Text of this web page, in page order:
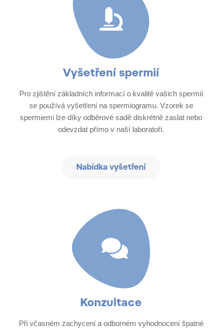
Vyšetření spermií​
Pro zjištění základních informací o kvalitě vašich spermií
se používá vyšetření na spermiogramu. Vzorek se
spermiemi lze díky odběrové sadě diskrétně zaslat nebo
odevzdat přímo v naší laboratoři.
Nabídka vyšetření
Konzultace​
Při včasném zachycení a odborném vyhodnocení špatné